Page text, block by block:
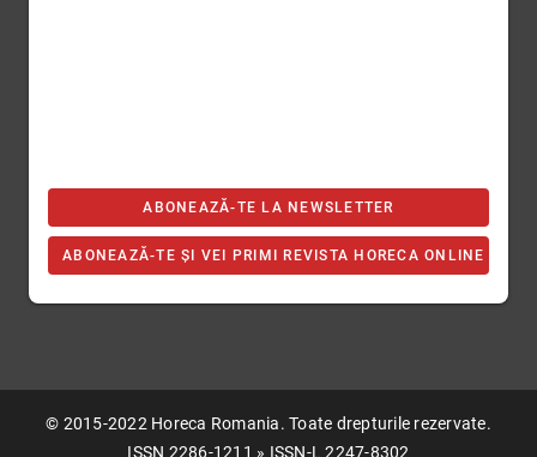
ABONEAZĂ-TE LA NEWSLETTER
ABONEAZĂ-TE ȘI VEI PRIMI REVISTA HORECA ONLINE
© 2015-2022 Horeca Romania. Toate drepturile rezervate.
ISSN 2286-1211 » ISSN-L 2247-8302